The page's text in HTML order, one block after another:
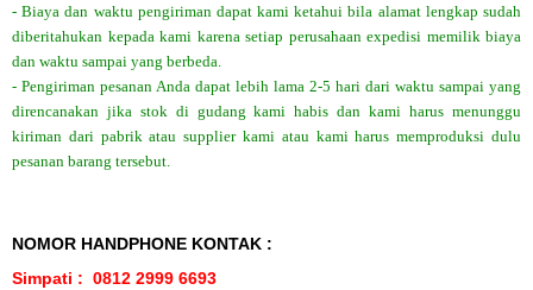
- Biaya dan waktu pengiriman dapat kami ketahui bila alamat lengkap sudah
diberitahukan kepada kami karena setiap perusahaan expedisi memilik biaya
dan waktu sampai yang berbeda.
- Pengiriman pesanan Anda dapat lebih lama 2-5 hari dari waktu sampai yang
direncanakan jika stok di gudang kami habis dan kami harus menunggu
kiriman dari pabrik atau supplier kami atau kami harus memproduksi dulu
pesanan barang tersebut.
NOMOR HANDPHONE KONTAK :
Simpati : 0812 2999 6693